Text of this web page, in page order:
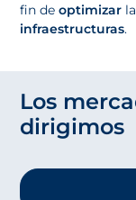
fin deoptimizar
infraestructuras.
Los
dirigimos